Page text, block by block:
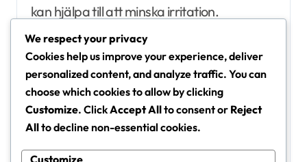
kan hjälpa till att minska irritation.
Produkter som innehåller hyaluronsyra kan
också ge hydrering, vilket motverkar
eventuell torrhet som kan uppstå från
exfoliering. Kontrollera alltid efter doftfria
alternativ om du har känslig hud för att
minimera risken för irritation.
We respect your privacy
Cookies help us improve your experience, deliver
personalized content, and analyze traffic. You can
choose which cookies to allow by clicking
Customize. ClickAccept Allto consent or Reject
Allto decline non-essential cookies.